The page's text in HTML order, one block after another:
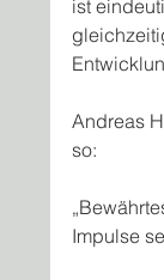
ist
Andreas
so:
Impulse